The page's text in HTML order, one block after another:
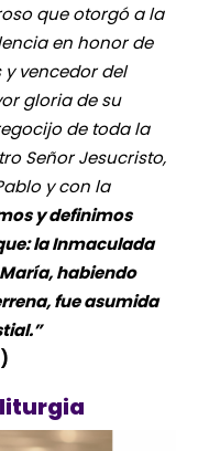
que otorgó a la
en honor de
y vencedor del
gloria de su
de toda la
Señor Jesucristo,
y con la
y definimos
la Inmaculada
habiendo
fue asumida
)